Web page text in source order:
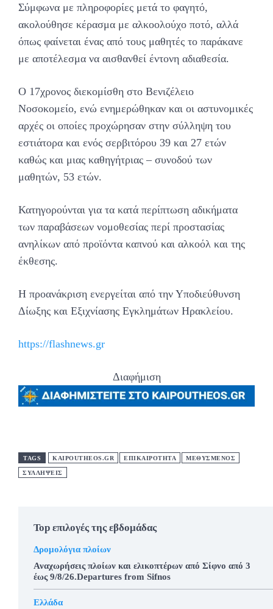
Σύμφωνα με πληροφορίες μετά το φαγητό,
ακολούθησε κέρασμα με αλκοολούχο ποτό, αλλά
όπως φαίνεται ένας από τους μαθητές το παράκανε
με αποτέλεσμα να αισθανθεί έντονη αδιαθεσία.
Ο 17χρονος διεκομίσθη στο Βενιζέλειο
Νοσοκομείο, ενώ ενημερώθηκαν και οι αστυνομικές
αρχές οι οποίες προχώρησαν στην σύλληψη του
εστιάτορα και ενός σερβιτόρου 39 και 27 ετών
καθώς και μιας καθηγήτριας – συνοδού των
μαθητών, 53 ετών.
Κατηγορούνται για τα κατά περίπτωση αδικήματα
των παραβάσεων νομοθεσίας περί προστασίας
ανηλίκων από προϊόντα καπνού και αλκοόλ και της
έκθεσης.
Η προανάκριση ενεργείται από την Υποδιεύθυνση
Δίωξης και Εξιχνίασης Εγκλημάτων Ηρακλείου.
https://flashnews.gr
Διαφήμιση
TAGS KAIPOUTHEOS.GR ΕΠΙΚΑΙΡΟΤΗΤΑ ΜΕΘΥΣΜΕΝΟΣ
ΣΥΛΛΗΨΕΙΣ
Top επιλογές της εβδομάδας
Δρομολόγια πλοίων
Αναχωρήσεις πλοίων και ελικοπτέρων από Σίφνο από 3
έως 9/8/26.Departures from Sifnos
Ελλάδα